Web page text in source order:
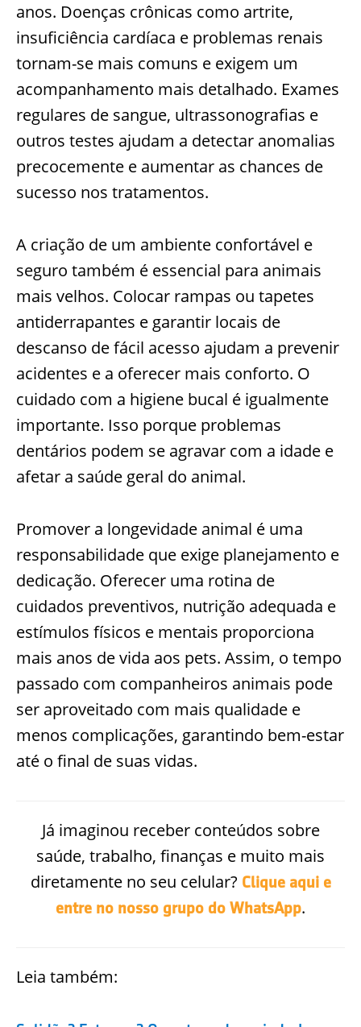
anos. Doenças crônicas como artrite,
insuficiência cardíaca e problemas renais
tornam-se mais comuns e exigem um
acompanhamento mais detalhado. Exames
regulares de sangue, ultrassonografias e
outros testes ajudam a detectar anomalias
precocemente e aumentar as chances de
sucesso nos tratamentos.
A criação de um ambiente confortável e
seguro também é essencial para animais
mais velhos. Colocar rampas ou tapetes
antiderrapantes e garantir locais de
descanso de fácil acesso ajudam a prevenir
acidentes e a oferecer mais conforto. O
cuidado com a higiene bucal é igualmente
importante. Isso porque problemas
dentários podem se agravar com a idade e
afetar a saúde geral do animal.
Promover a longevidade animal é uma
responsabilidade que exige planejamento e
dedicação. Oferecer uma rotina de
cuidados preventivos, nutrição adequada e
estímulos físicos e mentais proporciona
mais anos de vida aos pets. Assim, o tempo
passado com companheiros animais pode
ser aproveitado com mais qualidade e
menos complicações, garantindo bem-estar
até o final de suas vidas.
Já imaginou receber conteúdos sobre
saúde, trabalho, finanças e muito mais
diretamente no seu celular? Clique aqui e
entre no nosso grupo do WhatsApp.
Leia também: